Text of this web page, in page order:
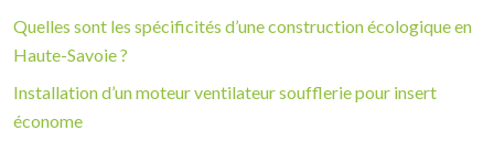
Quelles sont les spécificités d’une construction écologique en
Haute-Savoie ?
Installation d’un moteur ventilateur soufflerie pour insert
économe